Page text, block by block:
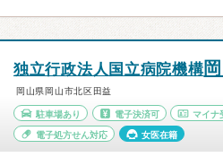
独立行政法人国立病院機構
岡山県岡山市北区田益
駐車場あり 電子決済可 マイナ
電子処方せん対応 女医在籍